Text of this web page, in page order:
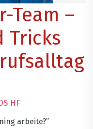
Team –
Tricks
HF
arbeite?”